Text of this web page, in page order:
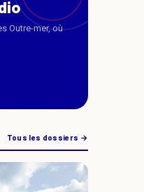
Outre-mer, où
Tous les dossiers →